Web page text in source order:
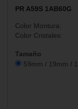
PR A59S 1AB60G
Color Montura:
Color Cristales:
Tamaño
59mm / 19mm /